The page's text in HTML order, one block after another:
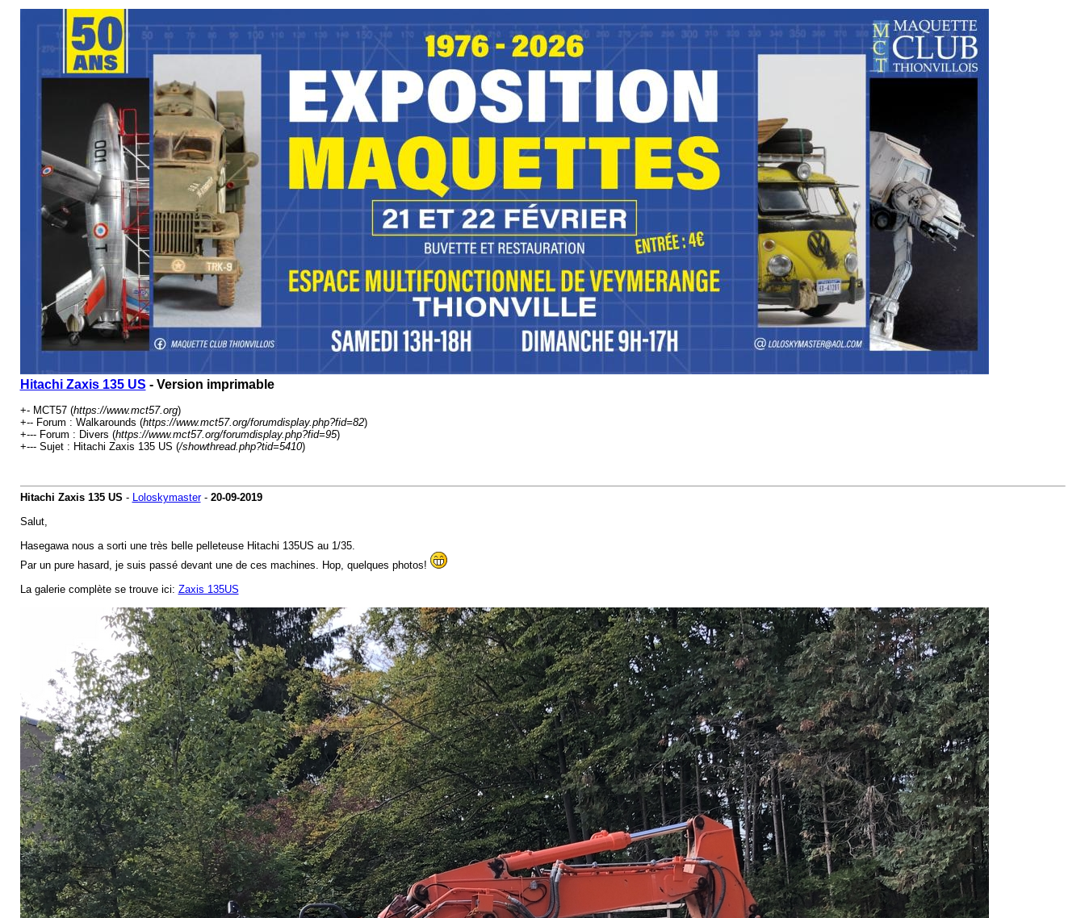
Hitachi Zaxis 135 US - Version imprimable
+- MCT57 (https://www.mct57.org)
+-- Forum : Walkarounds (https://www.mct57.org/forumdisplay.php?fid=82)
+--- Forum : Divers (https://www.mct57.org/forumdisplay.php?fid=95)
+--- Sujet : Hitachi Zaxis 135 US (/showthread.php?tid=5410)
Hitachi Zaxis 135 US - Loloskymaster- 20-09-2019
Salut,
Hasegawa nous a sorti une très belle pelleteuse Hitachi 135US au 1/35.
Par un pure hasard, je suis passé devant une de ces machines. Hop, quelques photos!
La galerie complète se trouve ici: Zaxis 135US